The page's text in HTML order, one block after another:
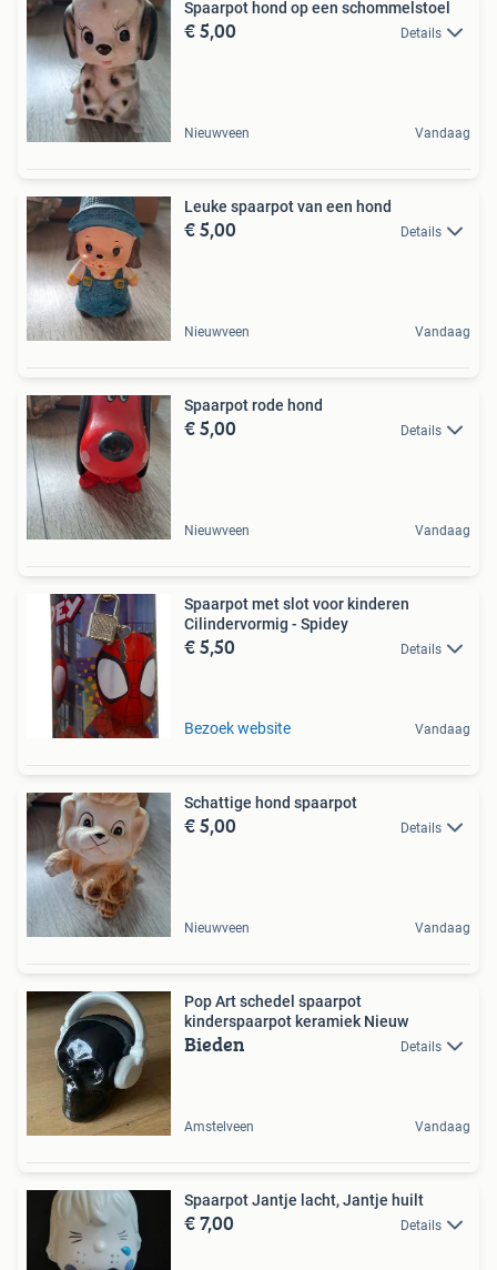
Spaarpot hond op een schommelstoel
€ 5,00 Details
Nieuwveen Vandaag
Leuke spaarpot van een hond
€ 5,00 Details
Nieuwveen Vandaag
Spaarpot rode hond
€ 5,00 Details
Nieuwveen Vandaag
Spaarpot met slot voor kinderen
Cilindervormig - Spidey
€ 5,50 Details
Bezoek website Vandaag
Schattige hond spaarpot
€ 5,00 Details
Nieuwveen Vandaag
Pop Art schedel spaarpot
kinderspaarpot keramiek Nieuw
Bieden Details
Amstelveen Vandaag
Spaarpot Jantje lacht, Jantje huilt
€ 7,00 Details